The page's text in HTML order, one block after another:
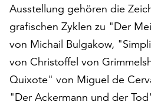
Einstellungen“
zur
Verfügung.
Cookies
werden
auch
Ausstellung gehören die
grafischen Zyklen zu "Der
von Michail Bulgakow,
von Christoffel von
Quixote" von Miguel de
"Der Ackermann und der